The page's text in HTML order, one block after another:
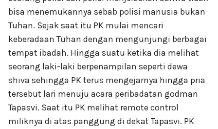
bisa menemukannya sebab polisi manusia bukan
Tuhan. Sejak saat itu PK mulai mencari
keberadaan Tuhan dengan mengunjungi berbagai
tempat ibadah. Hingga suatu ketika dia melihat
seorang laki-laki berpenampilan seperti dewa
shiva sehingga PK terus mengejarnya hingga pria
tersebut lari menuju acara peribadatan godman
Tapasvi. Saat itu PK melihat remote control
miliknya di atas panggung di dekat Tapasvi. PK